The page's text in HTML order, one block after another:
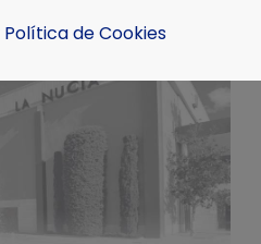
de Cookies